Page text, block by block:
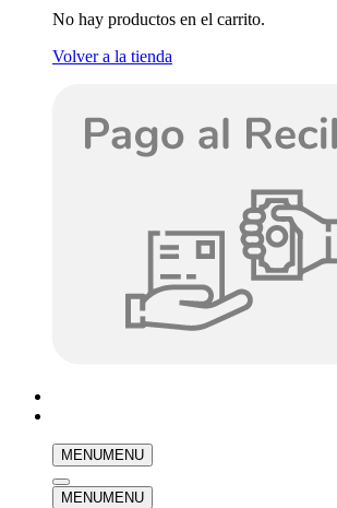
No hay productos en el carrito.
Volver a la tienda
MENUMENU
MENUMENU